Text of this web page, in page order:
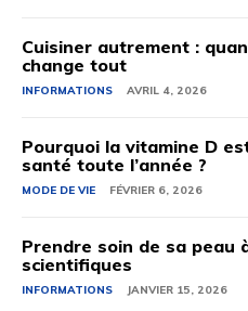
Cuisiner autrement :
change tout
INFORMATIONS AVRIL 4, 2026
Pourquoi la vitamine D
santé toute l’année ?
MODE DE VIE FÉVRIER 6, 2026
Prendre soin de sa peau
scientifiques
INFORMATIONS JANVIER 15, 2026